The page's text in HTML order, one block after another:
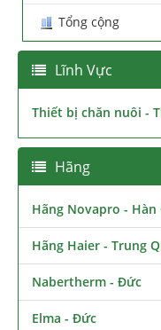
Tổng cộng
Lĩnh Vực
Thiết bị chăn nuôi -
Hãng
Hãng Novapro - Hàn
Hãng Haier - Trung
Nabertherm - Đức
Elma - Đức